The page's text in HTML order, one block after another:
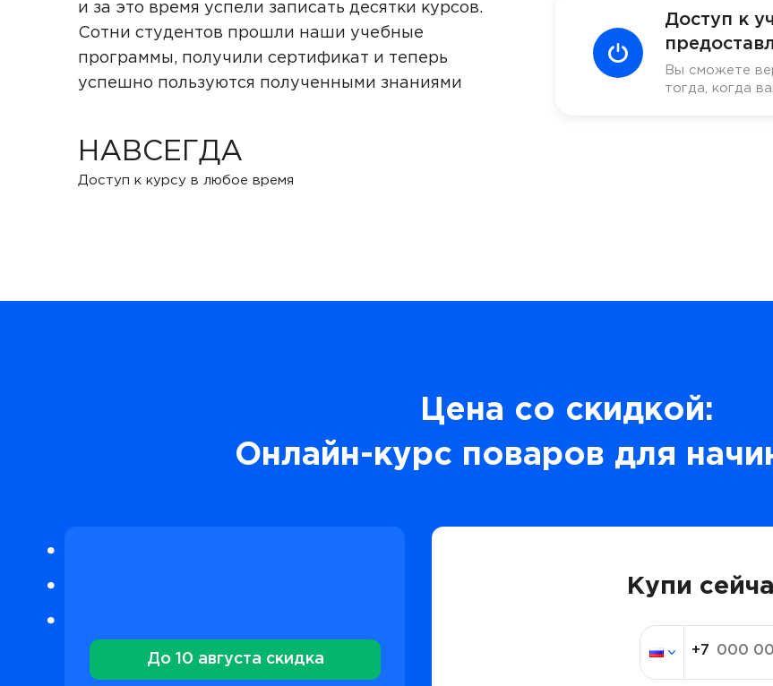
и за это время успели записать десятки курсов.
Сотни студентов прошли наши учебные
программы, получили сертификат и теперь
успешно пользуются полученными знаниями
НАВСЕГДА
Доступ к курсу в любое время
Доступ к
Вы сможете
тогда, когда
Цена со скидкой:
Онлайн-курс поваров для
До 10 августа скидка
Купи